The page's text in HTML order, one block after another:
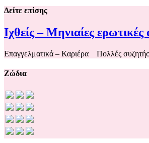
Δείτε επίσης
Ιχθείς – Μηνιαίες
Επαγγελματικά – Καριέρα Πολλές
Ζώδια